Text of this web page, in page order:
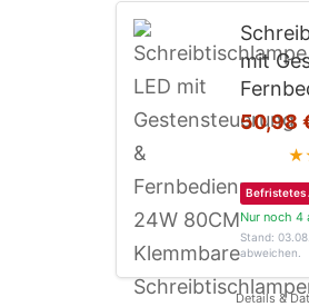
mit
50,98
Befristetes
Nur noch 4
Stand:
abweichen.
Details &